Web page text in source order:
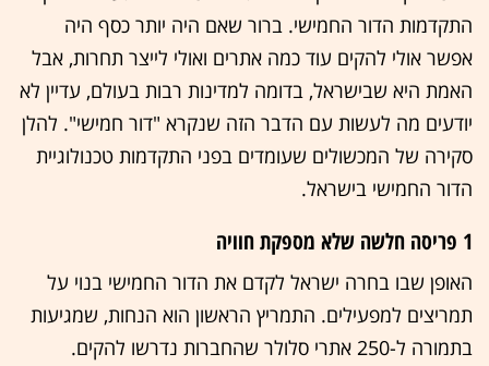
התקדמות הדור החמישי. ברור שאם היה יותר כסף היה
אפשר אולי להקים עוד כמה אתרים ואולי לייצר תחרות, אבל
האמת היא שבישראל, בדומה למדינות רבות בעולם, עדיין לא
יודעים מה לעשות עם הדבר הזה שנקרא "דור חמישי". להלן
סקירה של המכשולים שעומדים בפני התקדמות טכנולוגיית
הדור החמישי בישראל.
1 פריסה חלשה שלא מספקת חוויה
האופן שבו בחרה ישראל לקדם את הדור החמישי בנוי על
תמריצים למפעילים. התמריץ הראשון הוא הנחות, שמגיעות
בתמורה ל-250 אתרי סלולר שהחברות נדרשו להקים.